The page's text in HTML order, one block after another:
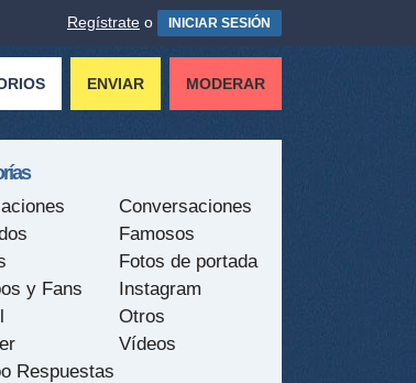
Regístrate o INICIAR SESIÓN
ENVIAR MODERAR
Conversaciones
Famosos
Fotos de portada
y Fans
Instagram
Otros
Vídeos
Respuestas